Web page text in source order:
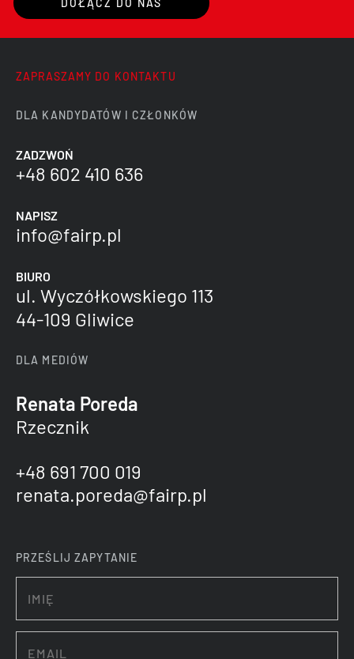
DOŁĄCZ DO NAS
ZAPRASZAMY DO KONTAKTU
DLA KANDYDATÓW I CZŁONKÓW
ZADZWOŃ
+48 602 410 636
NAPISZ
info@fairp.pl
BIURO
ul. Wyczółkowskiego 113
44-109 Gliwice
DLA MEDIÓW
Renata Poreda
Rzecznik
+48 691 700 019
renata.poreda@fairp.pl
PRZEŚLIJ ZAPYTANIE